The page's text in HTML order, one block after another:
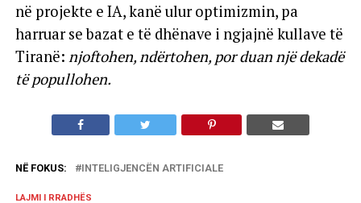
në projekte e IA, kanë ulur optimizmin, pa
harruar se bazat e të dhënave i ngjajnë kullave të
Tiranë: njoftohen, ndërtohen, por duan një dekadë
të popullohen.
NË FOKUS: INTELIGJENCËN ARTIFICIALE
LAJMI I RRADHËS